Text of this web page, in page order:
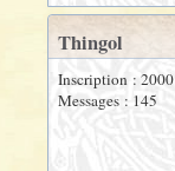
Thingol
Inscription : 2000
Messages : 145